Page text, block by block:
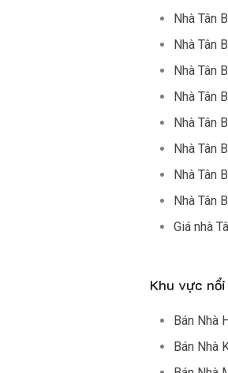
Nhà Tân
Nhà Tân
Nhà Tân
Nhà Tân
Nhà Tân
Nhà Tân
Nhà Tân
Nhà Tân
Giá nhà
Khu vực
Bán Nhà
Bán Nhà